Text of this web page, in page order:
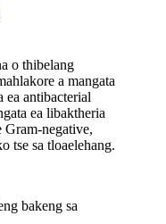
o thibelang
a mangata
ea antibacterial
ea libaktheria
Gram-negative,
tse sa tloaelehang.